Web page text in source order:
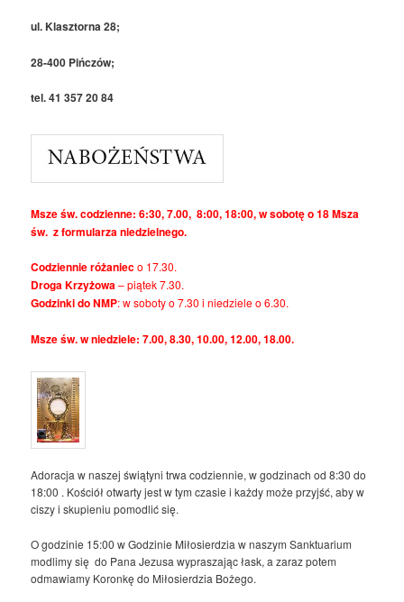
ul. Klasztorna 28;
28-400 Pińczów;
tel. 41 357 20 84
Msze św. codzienne: 6:30, 7.00, 8:00, 18:00, w sobotę o 18 Msza
św. z formularza niedzielnego.
Codziennie różanieco 17.30.
Droga Krzyżowa– piątek 7.30.
Godzinki do NMP: w soboty o 7.30 i niedziele o 6.30.
Msze św. w niedziele: 7.00, 8.30, 10.00, 12.00, 18.00.
Adoracja w naszej świątyni trwa codziennie, w godzinach od 8:30 do
18:00 . Kościół otwarty jest w tym czasie i każdy może przyjść, aby w
ciszy i skupieniu pomodlić się.
O godzinie 15:00 w Godzinie Miłosierdzia w naszym Sanktuarium
modlimy się do Pana Jezusa wypraszając łask, a zaraz potem
odmawiamy Koronkę do Miłosierdzia Bożego.